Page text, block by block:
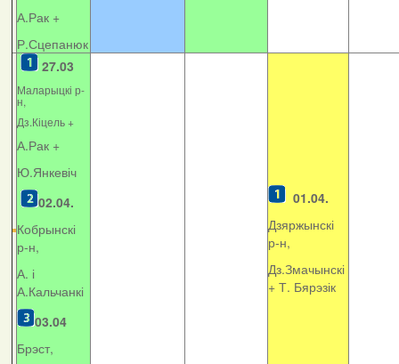
А.Рак +
Р.Сцепанюк
27.03
Маларыцкі р-
н,
Дз.Кіцель +
А.Рак +
Ю.Янкевіч
02.04.
Кобрынскі
р-н,
А. і
А.Кальчанкі
03.04
Брэст,
01.04.
Дзяржынскі
р-н,
Дз.Змачынскі
+ Т. Бярэзік